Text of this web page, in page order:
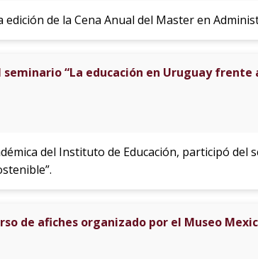
de la Cena Anual del Master en
“La educación en Uruguay
del Instituto de Educación, participó del
de afiches organizado por el Museo